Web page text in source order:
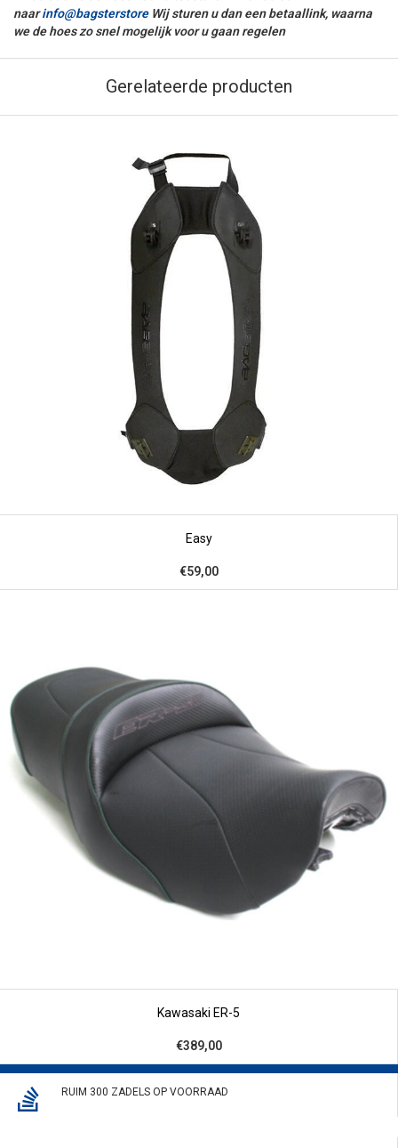
naarinfo@bagsterstoreWij sturen u dan een betaallink, waarna
we de hoes zo snel mogelijk voor u gaan regelen
Gerelateerde producten
Easy
€59,00
Kawasaki ER-5
€389,00
RUIM 300 ZADELS OP VOORRAAD